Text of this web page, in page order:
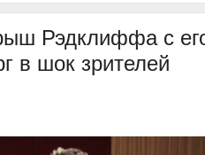
Рэдклиффа с
в шок зрителей